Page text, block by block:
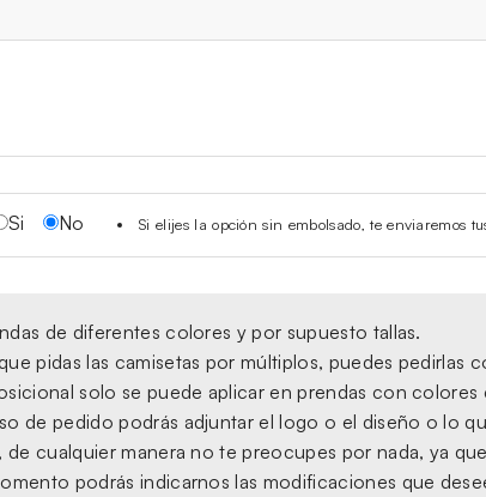
Si No Si elijes la opción sin embolsado, te enviaremos
de diferentes colores y por supuesto tallas.
pidas las camisetas por múltiplos, puedes pedirlas
solo se puede aplicar en prendas con colores
de pedido podrás adjuntar el logo o el diseño o lo
de cualquier manera no te preocupes por nada, ya
podrás indicarnos las modificaciones que